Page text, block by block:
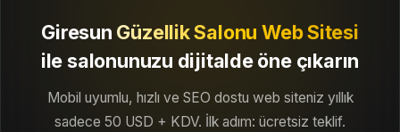
Giresun Güzellik Salonu Web Sitesi
ilesalonunuzu dijitalde öne çıkarın
Mobil uyumlu, hızlı ve SEO dostu web siteniz yıllık
sadece 50 USD + KDV. İlk adım: ücretsiz teklif.